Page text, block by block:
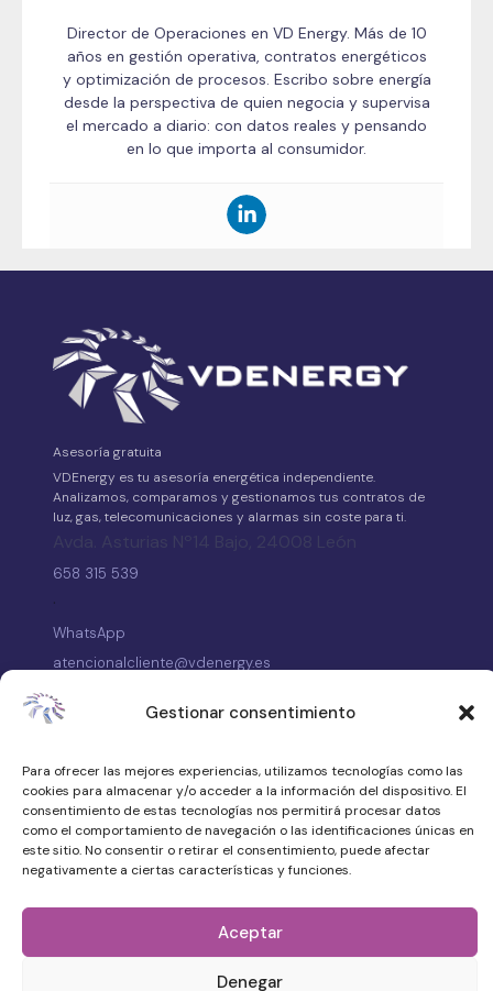
Gestionar consentimiento
Para ofrecer las mejores experiencias, utilizamos tecnologías como las
cookies para almacenar y/o acceder a la información del dispositivo. El
consentimiento de estas tecnologías nos permitirá procesar datos
como el comportamiento de navegación o las identificaciones únicas en
este sitio. No consentir o retirar el consentimiento, puede afectar
negativamente a ciertas características y funciones.
Aceptar
Denegar
Director de Operaciones en VD Energy. Más de 10
años en gestión operativa, contratos energéticos
y optimización de procesos. Escribo sobre energía
desde la perspectiva de quien negocia y supervisa
el mercado a diario: con datos reales y pensando
en lo que importa al consumidor.
Asesoría gratuita
VDEnergy es tu asesoría energética independiente.
Analizamos, comparamos y gestionamos tus contratos de
luz, gas, telecomunicaciones y alarmas sin coste para ti.
Avda. Asturias Nº14 Bajo, 24008 León
658 315 539
·
WhatsApp
atencionalcliente@vdenergy.es
© 2026 VDEnergy. Todos los derechos
reservados.
Política de privacidad
Aviso legal
Quiénes somos